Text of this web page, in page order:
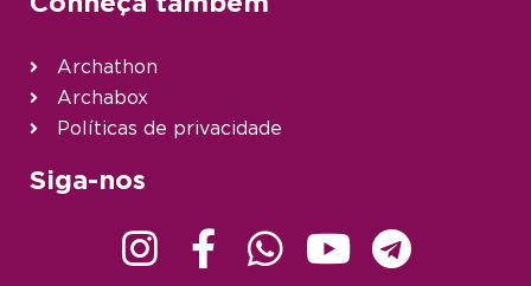
Archathon
Archabox
Políticas de privacidade
Siga-nos